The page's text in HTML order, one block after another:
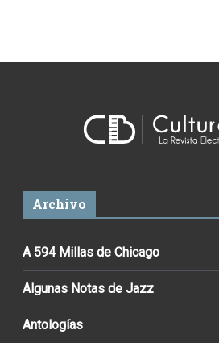
Archivo
A 594 Millas de Chicago
Algunas Notas de Jazz
Antologías